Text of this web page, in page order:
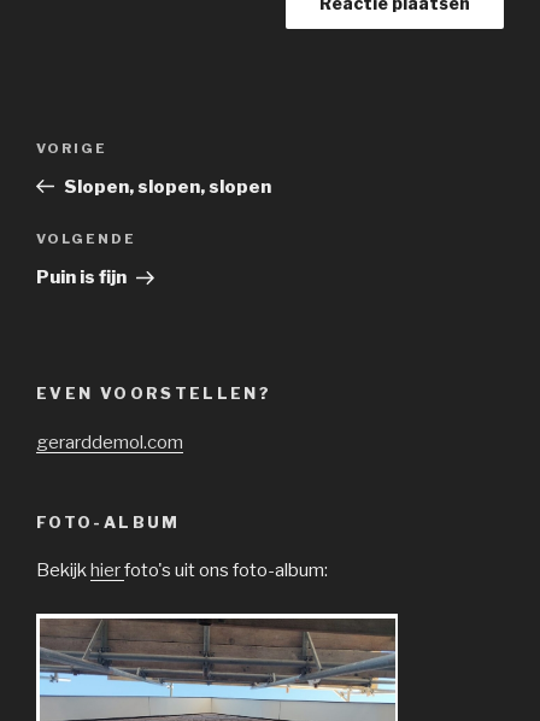
Vorig
bericht
VORIGE
Slopen, slopen, slopen
Volgend
bericht
VOLGENDE
Puin is fijn
EVEN VOORSTELLEN?
gerarddemol.com
FOTO-ALBUM
Bekijkhierfoto's uit ons foto-album: